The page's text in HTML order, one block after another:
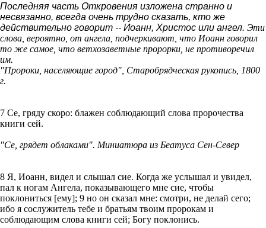
Последняя часть Откровения изложена странно и
несвязанно, всегда очень трудно сказать, кто же
действительно говорит -- Иоанн, Христос или ангел. Эти
слова, вероятно, от ангела, подчеркивают, что Иоанн говорил
то же самое, что ветхозаветные пророрки, не противоречил
им.
"Пророки, населяющие город", Старобрядческая рукопись, 1800
г.
7 Се, гряду скоро: блажен соблюдающий слова пророчества
книги сей.
"Се, грядет облаками". Миниатюра из Беатуса Сен-Север
8 Я, Иоанн, видел и слышал сие. Когда же услышал и увидел,
пал к ногам Ангела, показывающего мне сие, чтобы
поклониться [ему]; 9 но он сказал мне: смотри, не делай сего;
ибо я сослужитель тебе и братьям твоим пророкам и
соблюдающим слова книги сей; Богу поклонись.